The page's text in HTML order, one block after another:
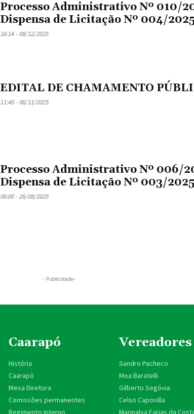
Processo Administrativo Nº 010/
Dispensa de Licitação Nº 004/
16:14 - 08/12/2025
EDITAL DE CHAMAMENTO
11:40 - 06/11/2025
Processo Administrativo Nº 006/
Dispensa de Licitação Nº 003/2025
06:00 - 26/08/2025
- Publicidade-
Caarapó
História
Caarapó
Mesa Diretora
Comissões permanentes
Regimento Interno
Vereadores
Sandro Pacheco
Moa Baratelli
Gilberto Segóvia
Celso Capovilla
Marinalva Farias da